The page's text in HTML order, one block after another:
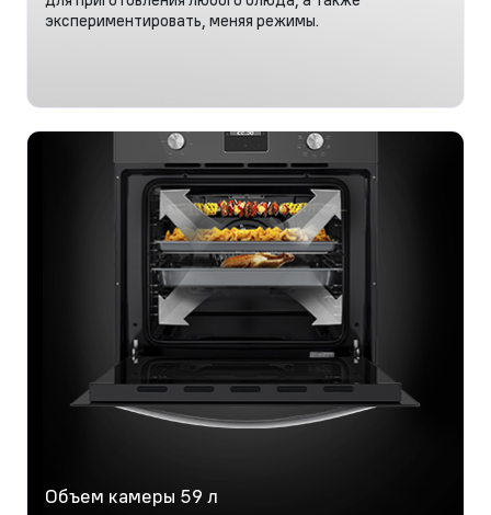
экспериментировать, меняя режимы.
Объем камеры 59 л